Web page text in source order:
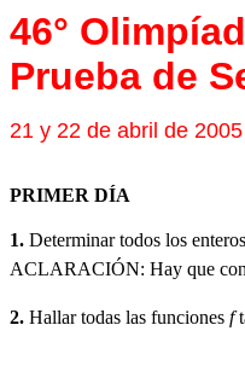
46°
Prueba de
21 y 22 de abril de 2005
PRIMER DÍA
1. Determinar todos los
ACLARACIÓN: Hay que
2. Hallar todas las funciones f